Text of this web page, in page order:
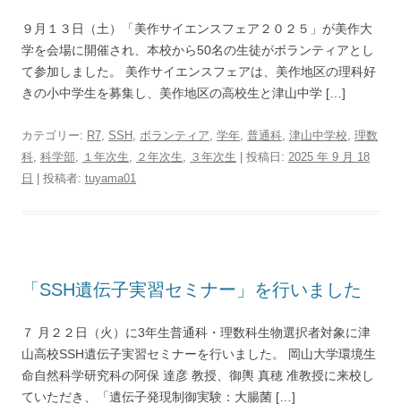
９月１３日（土）「美作サイエンスフェア２０２５」が美作大
学を会場に開催され、本校から50名の生徒がボランティアとし
て参加しました。 美作サイエンスフェアは、美作地区の理科好
きの小中学生を募集し、美作地区の高校生と津山中学 […]
カテゴリー: R7, SSH , ボランティア, 学年, 普通科, 津山中学校, 理数
科, 科学部, １年次生, ２年次生, ３年次生 | 投稿日: 2025 年 9 月 18
日
投稿者: tuyama01
「SSH遺伝子実習セミナー」を行いました
７ 月２２日（火）に3年生普通科・理数科生物選択者対象に津
山高校SSH遺伝子実習セミナーを行いました。 岡山大学環境生
命自然科学研究科の阿保 達彦 教授、御輿 真穂 准教授に来校し
ていただき、「遺伝子発現制御実験：大腸菌 […]